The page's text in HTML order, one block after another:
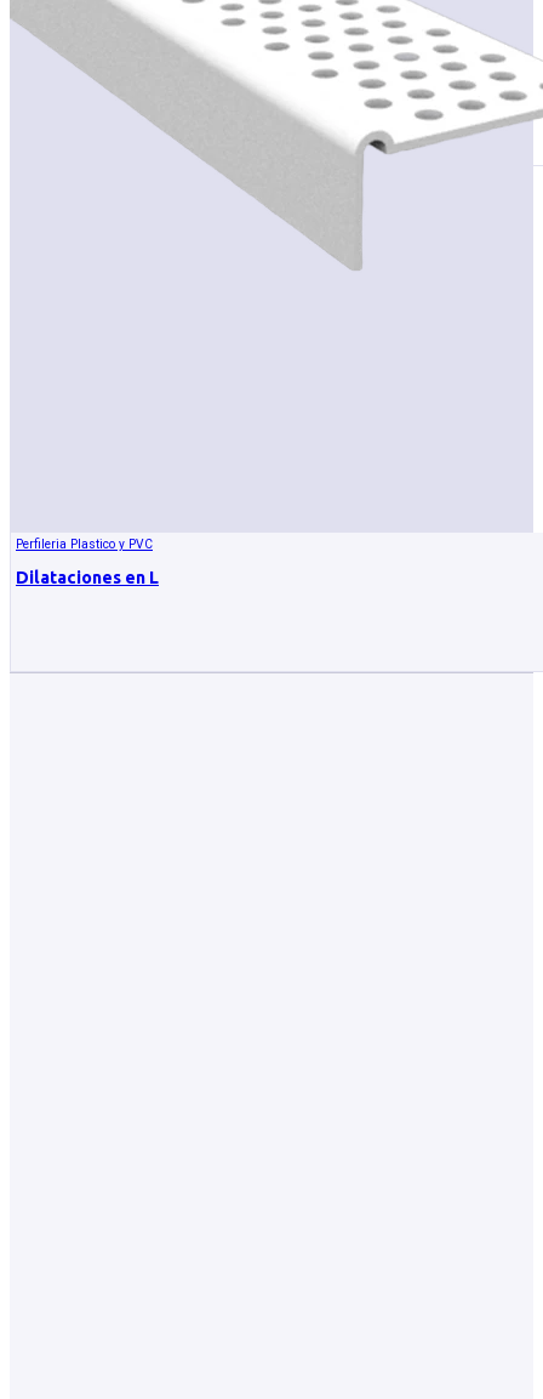
Perfileria Plastico y PVC
Dilataciones en L